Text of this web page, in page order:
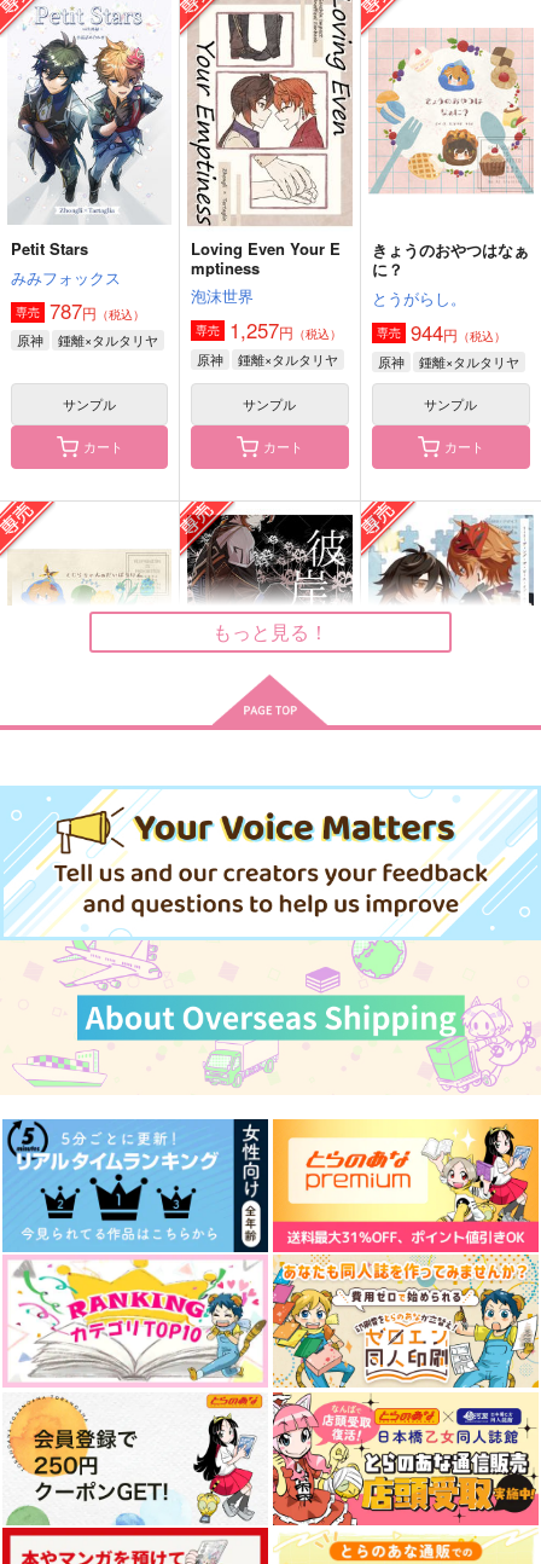
てーくんはめいどさん
ゆきうさぎ小屋
629円（税込）
タルタリヤ×鍾離
サンプル
作品詳細
たとえ「兵器」でも恋
していいですか？
泡沫世界
2,200円（税込）
鍾離×タルタリヤ
サンプル
作品詳細
BLINK
御祭奉行
944 （税込）
タルタリヤ×鍾離
サンプル
センセイセンセーショ
かなゆき
タルタリヤ×鍾離
作品詳細
ジャックナイフ
GENSHIN再録
ジャックナイフ
1,980 （税込）
鍾離×タルタリヤ
サンプル
作品詳細
水月鏡郷
SUNSET ROAD.
787円（税込）
作品詳細
センセイセンセーショ
ン3
1,572 円（税込）
タルタリヤ×鍾離
サンプル
作品詳細
Gifted
空中ブランコ
660円 （税込）
鍾離×タルタリヤ
サンプル
作品詳細
944円 （税込）
鍾離×タルタリヤ
サンプル
作品詳細
Petit Stars
みみフォックス
専売 787円 （税込）
原神 鍾離×タルタリヤ
サンプル
カート
Loving Even Your E
mptiness
泡沫世界
専売 1,257円 （税込）
原神 鍾離×タルタリヤ
サンプル
カート
きょうのおやつはなぁ
に？
とうがらし。
専売 944円 （税込）
原神 鍾離×タルタリヤ
サンプル
カート
うけん
とうがらし。
専売 944 円（税込）
原神 鍾離×タルタリヤ
サンプル
カート
専売 550円（税込）
鍾離×タルタリヤ
of you
泡沫世界
1,572 （税込）
原神 鍾離×タルタリヤ
サンプル
極北に星の瞬く
gin rummy
セール中 専売
550円（税込）
原神 鍾離×タルタリヤ
サンプル
カート
恋が瞳に映るまで
みみフォックス
専売 787 （税込）
原神 鍾離×タルタリヤ
サンプル
カート
もっと見る！